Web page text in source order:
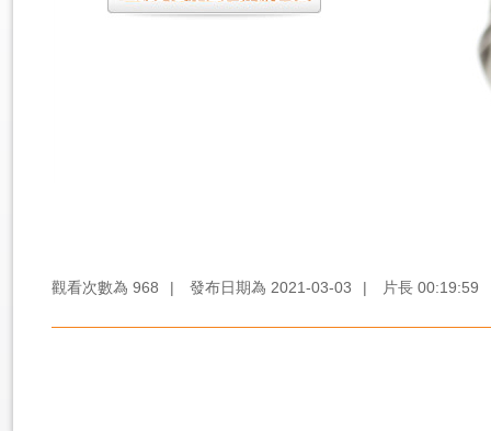
觀看次數為 968 | 發布日期為 2021-03-03 | 片長 00:19:59